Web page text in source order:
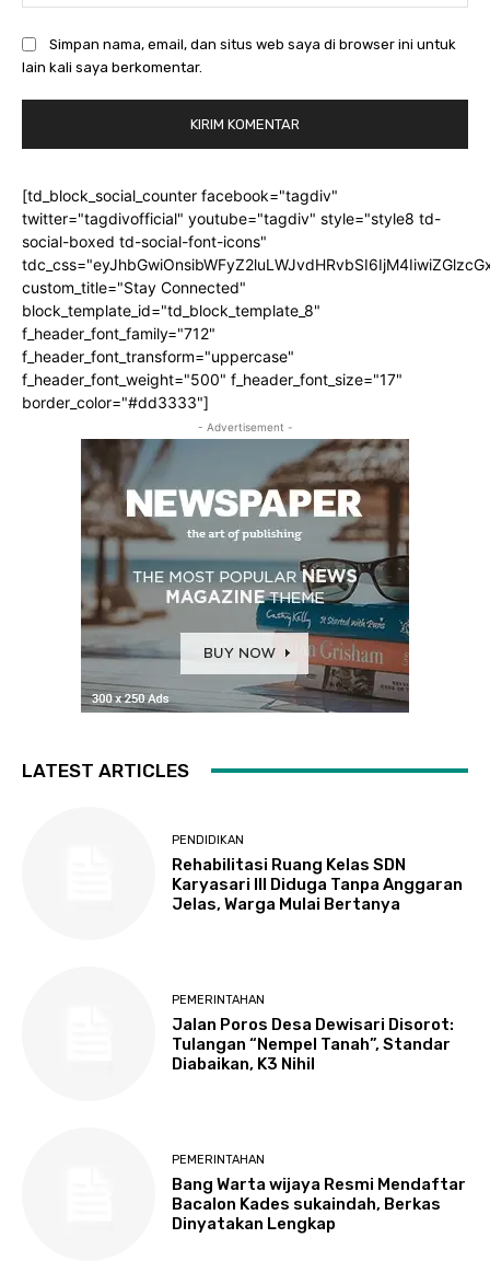
Simpan nama, email, dan situs web saya di browser ini untuk
lain kali saya berkomentar.
[td_block_social_counter facebook="tagdiv"
twitter="tagdivofficial" youtube="tagdiv" style="style8 td-
social-boxed td-social-font-icons"
custom_title="Stay Connected"
block_template_id="td_block_template_8"
f_header_font_family="712"
f_header_font_transform="uppercase"
f_header_font_weight="500" f_header_font_size="17"
border_color="#dd3333"]
- Advertisement -
LATEST ARTICLES
PENDIDIKAN
Rehabilitasi Ruang Kelas SDN
Karyasari III Diduga Tanpa Anggaran
Jelas, Warga Mulai Bertanya
PEMERINTAHAN
Jalan Poros Desa Dewisari Disorot:
Tulangan “Nempel Tanah”, Standar
Diabaikan, K3 Nihil
PEMERINTAHAN
Bang Warta wijaya Resmi Mendaftar
Bacalon Kades sukaindah, Berkas
Dinyatakan Lengkap